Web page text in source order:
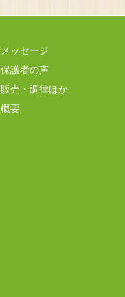
ッセージ
護者の声
売・調律ほか
要